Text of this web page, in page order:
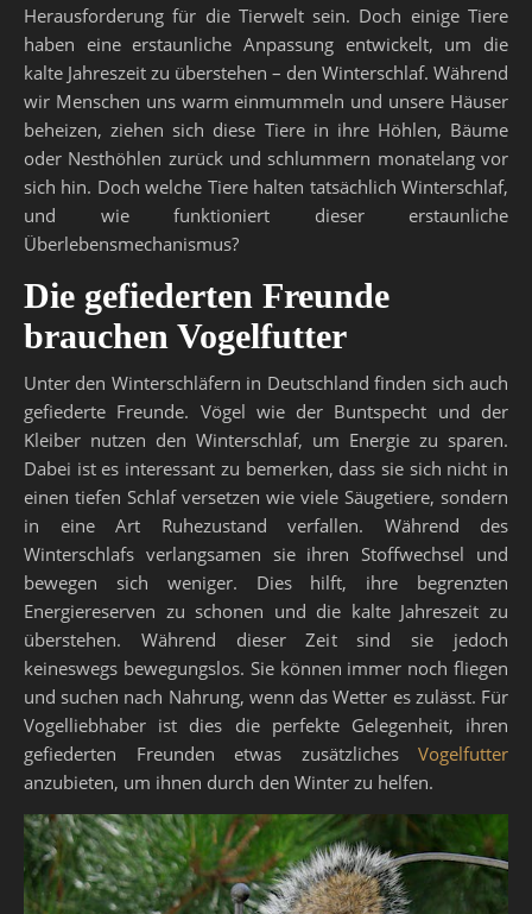
Herausforderung für die Tierwelt sein. Doch einige Tiere
haben eine erstaunliche Anpassung entwickelt, um die
kalte Jahreszeit zu überstehen – den Winterschlaf. Während
wir Menschen uns warm einmummeln und unsere Häuser
beheizen, ziehen sich diese Tiere in ihre Höhlen, Bäume
oder Nesthöhlen zurück und schlummern monatelang vor
sich hin. Doch welche Tiere halten tatsächlich Winterschlaf,
und wie funktioniert dieser erstaunliche
Überlebensmechanismus?
Die gefiederten Freunde
brauchen Vogelfutter
Unter den Winterschläfern in Deutschland finden sich auch
gefiederte Freunde. Vögel wie der Buntspecht und der
Kleiber nutzen den Winterschlaf, um Energie zu sparen.
Dabei ist es interessant zu bemerken, dass sie sich nicht in
einen tiefen Schlaf versetzen wie viele Säugetiere, sondern
in eine Art Ruhezustand verfallen. Während des
Winterschlafs verlangsamen sie ihren Stoffwechsel und
bewegen sich weniger. Dies hilft, ihre begrenzten
Energiereserven zu schonen und die kalte Jahreszeit zu
überstehen. Während dieser Zeit sind sie jedoch
keineswegs bewegungslos. Sie können immer noch fliegen
und suchen nach Nahrung, wenn das Wetter es zulässt. Für
Vogelliebhaber ist dies die perfekte Gelegenheit, ihren
gefiederten Freunden etwas zusätzliches Vogelfutter
anzubieten, um ihnen durch den Winter zu helfen.